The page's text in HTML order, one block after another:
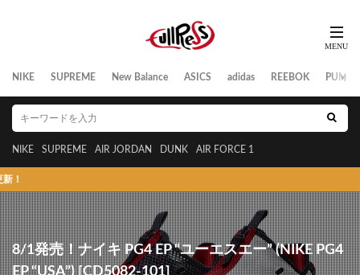
NIKE SUPREME New Balance ASICS adidas REEBOK PUMA
NIKE SUPREME AIR JORDAN DUNK AIR FORCE 1
8/1発売！ナイキ PG4 EP “ユーエスエー” (NIKE PG4
EP “USA”) [CD5082-101]